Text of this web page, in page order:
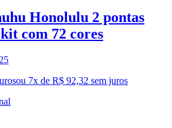
Honolulu 2 pontas
com 72 cores
25
ou 7x de R$ 92,32 sem juros